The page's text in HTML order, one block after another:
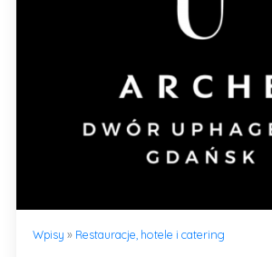
Wpisy » Restauracje, hotele i catering